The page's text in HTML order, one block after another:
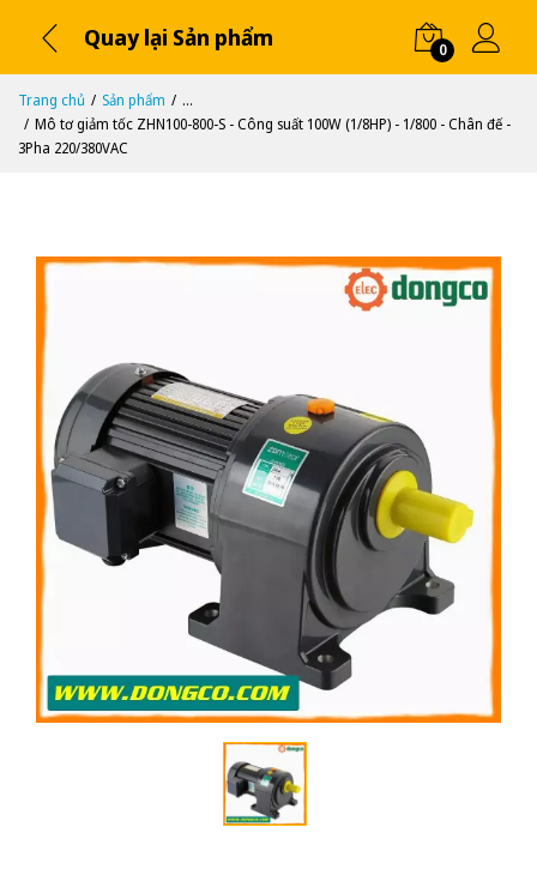
Quay lại Sản phẩm 0
Trang chủ Sản phẩm
...
Mô tơ giảm tốc ZHN100-800-S - Công suất 100W (1/8HP) - 1/800 - Chân đế -
3Pha 220/380VAC